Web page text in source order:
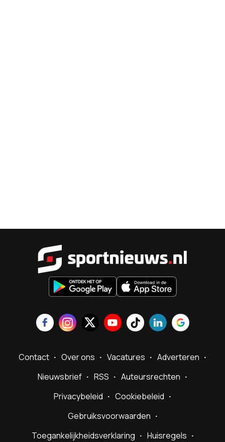
Contact Over ons Vacatures
Adverteren
Nieuwsbrief
RSS
Auteursrechten
Privacybeleid
Cookiebeleid
Gebruiksvoorwaarden
Toegankelijkheidsverklaring
Huisregels